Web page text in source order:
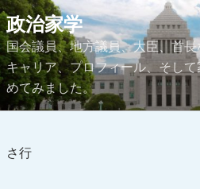
コ
ン
テ
ン
ツ
へ
キ
政治家学
国会議員、地方議員、大臣、首
キャリア、プロフィール、そし
めてみました。
さ行